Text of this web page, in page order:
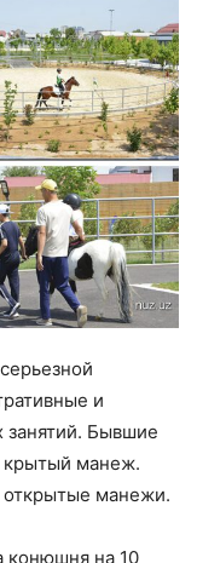
и
занятий. Бывшие
крытый манеж.
манежи.
конюшня на 10